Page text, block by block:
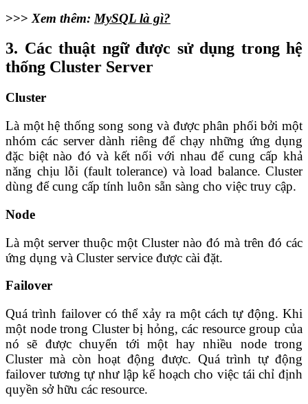
>>> Xem thêm: MySQL là gì?
3. Các thuật ngữ được sử dụng trong hệ
thống Cluster Server
Cluster
Là một hệ thống song song và được phân phối bởi một
nhóm các server dành riêng để chạy những ứng dụng
đặc biệt nào đó và kết nối với nhau để cung cấp khả
năng chịu lỗi (fault tolerance) và load balance. Cluster
dùng để cung cấp tính luôn sẵn sàng cho việc truy cập.
Node
Là một server thuộc một Cluster nào đó mà trên đó các
ứng dụng và Cluster service được cài đặt.
Failover
Quá trình failover có thể xảy ra một cách tự động. Khi
một node trong Cluster bị hỏng, các resource group của
nó sẽ được chuyển tới một hay nhiều node trong
Cluster mà còn hoạt động được. Quá trình tự động
failover tương tự như lập kế hoạch cho việc tái chỉ định
quyền sở hữu các resource.